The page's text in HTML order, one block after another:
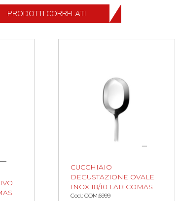
PRODOTTI CORRELATI
CUCCHIAIO
DEGUSTAZIONE OVALE
INOX 18/10 LAB COMAS
Cod.: COM.6999